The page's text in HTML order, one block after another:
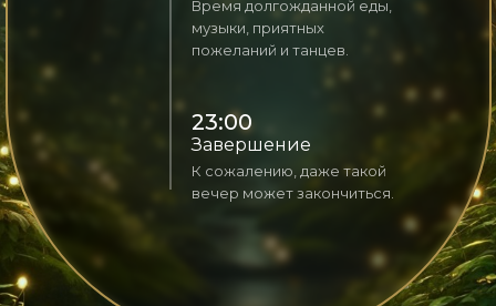
23:00
Завершение
К сожалению, даже такой
вечер может закончиться.
Время долгожданной еды,
музыки, приятных
пожеланий и танцев.